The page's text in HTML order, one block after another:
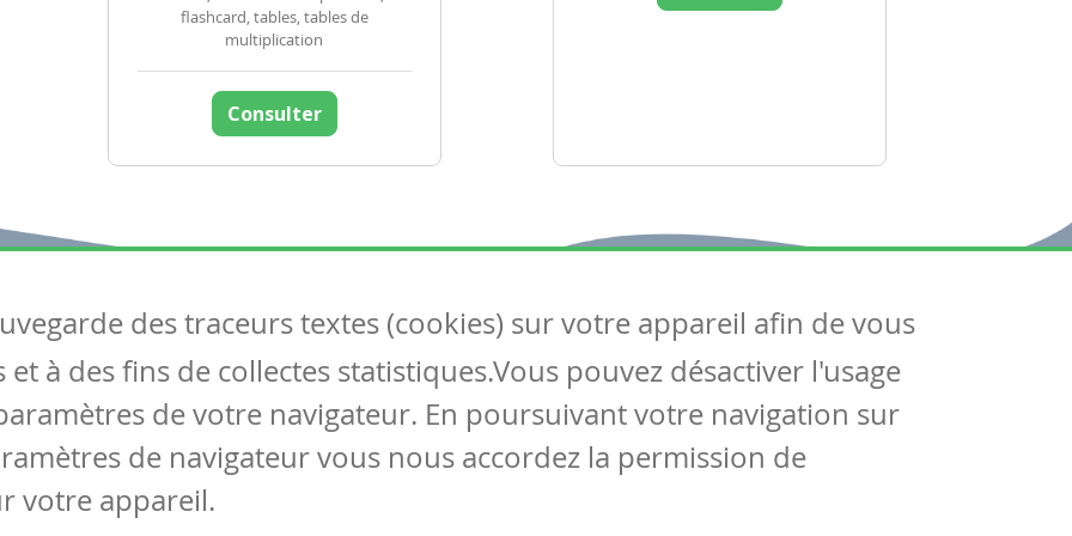
flashcard, tables, tables de
multiplication
Consulter
Articles
Tous les articles
Articles DYS
Circulaires
Suivez-nous
Contactez-nous
Soutien scolaire
des traceurs textes (cookies) sur votre appareil afin de vous
à des fins de collectes statistiques.Vous pouvez désactiver l'usage
de votre navigateur. En poursuivant votre navigation sur
de navigateur vous nous accordez la permission de
votre appareil.